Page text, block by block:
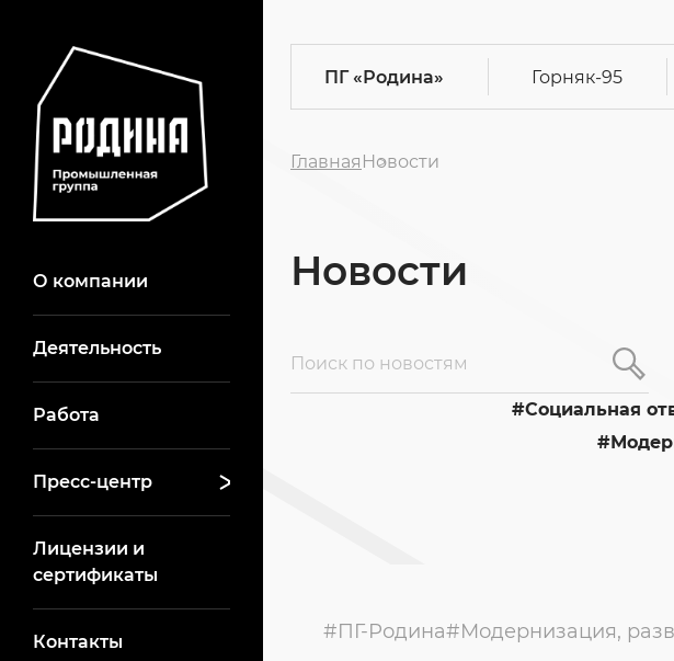
О компании
Деятельность
Работа
Пресс-центр
Лицензии и
сертификаты
Контакты
ПГ «Родина» Горняк-95
Главная Новости
Новости
Cоциальная
#ПГ-Родина#Модернизация,